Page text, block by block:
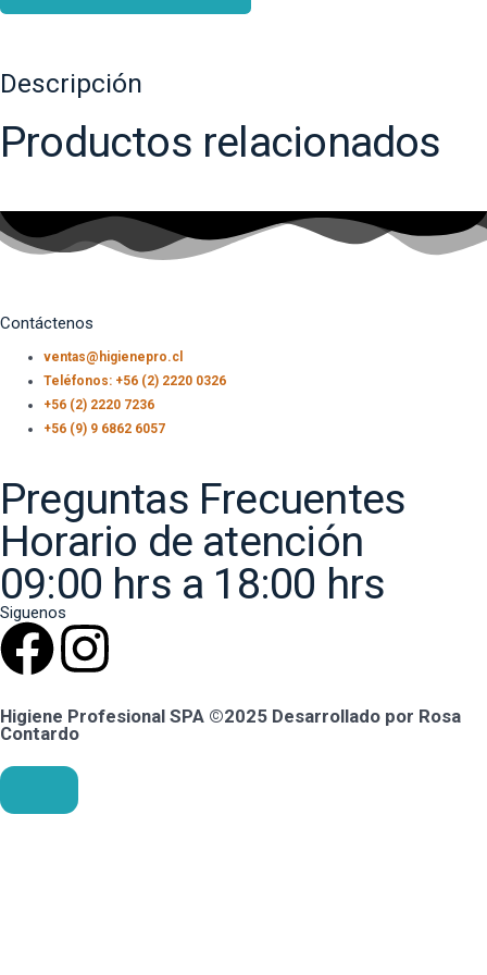
Descripción
Productos relacionados
Contáctenos
ventas@higienepro.cl
Teléfonos: +56 (2) 2220 0326
+56 (2) 2220 7236
+56 (9) 9 6862 6057
Preguntas Frecuentes
Horario de atención
09:00 hrs a 18:00 hrs
Siguenos
Higiene Profesional SPA ©2025 Desarrollado por Rosa
Contardo